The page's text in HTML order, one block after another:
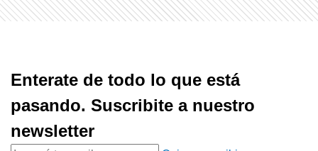
Enterate de todo lo que está
pasando. Suscribite a nuestro
newsletter